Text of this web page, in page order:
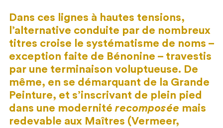
Dans ces lignes à hautes tensions,
l’alternative conduite par de nombreux
titres croise le systématisme de noms –
exception faite de Bénonine – travestis
par une terminaison voluptueuse. De
même, en se démarquant de la Grande
Peinture, et s’inscrivant de plein pied
dans une modernité recomposée mais
redevable aux Maîtres (Vermeer,